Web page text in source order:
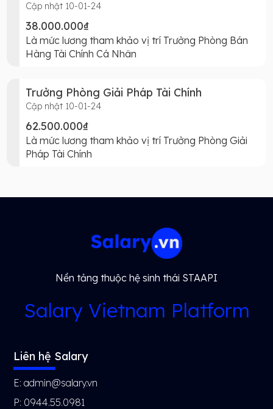
Cập nhật 10-01-24
38.000.000₫
Là mức lương tham khảo vị trí Trưởng Phòng Bán
Hàng Tài Chính Cá Nhân
Trưởng Phòng Giải Pháp Tài Chính
Cập nhật 10-01-24
62.500.000₫
Là mức lương tham khảo vị trí Trưởng Phòng Giải
Pháp Tài Chính
Nền tảng thuộc hệ sinh thái STAAPI
Salary Vietnam Platform
Liên hệ Salary
E: admin@salary.vn
P: 0944.55.0981